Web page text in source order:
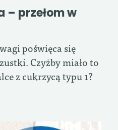
– przełom w
poświęca się
Czyżby miało to
z cukrzycą typu 1?